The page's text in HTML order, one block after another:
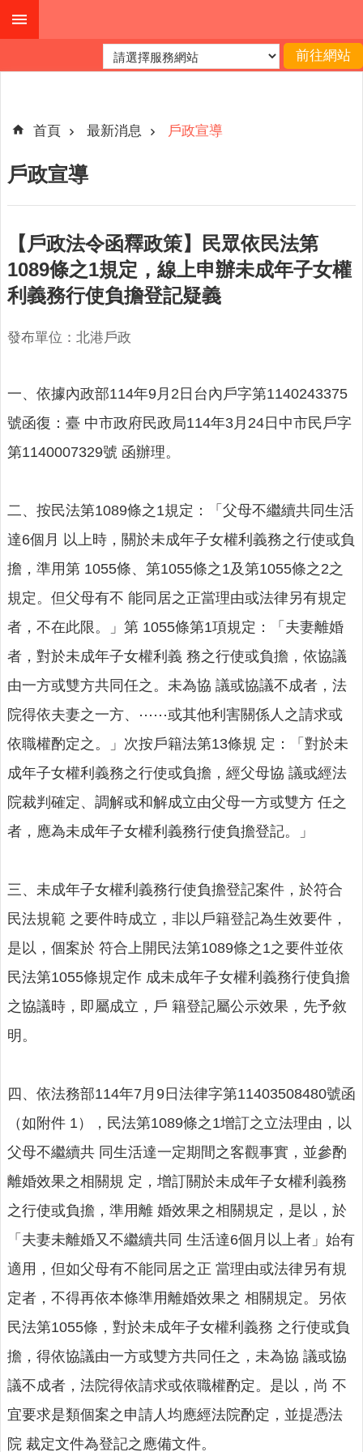
跳到主要內容區塊
階
關
介
便
民
務
統
計
最
息
公
開
資
訊
主
題
專
區
民
意
交
流
相
關
連
網
站
導
覽
檢
索
查
詢
關
連
結
回
首
頁
隱
私
權
保
政
策
網
安
全
首頁 最新消息 戶政宣導
戶政宣導
【戶政法令函釋政策】民眾依民法第
1089條之1規定，線上申辦未成年子女權
利義務行使負擔登記疑義
發布單位：北港戶政
一、依據內政部114年9月2日台內戶字第1140243375
號函復：臺 中市政府民政局114年3月24日中市民戶字
第1140007329號 函辦理。
二、按民法第1089條之1規定：「父母不繼續共同生活
達6個月 以上時，關於未成年子女權利義務之行使或負
擔，準用第 1055條、第1055條之1及第1055條之2之
規定。但父母有不 能同居之正當理由或法律另有規定
者，不在此限。」第 1055條第1項規定：「夫妻離婚
者，對於未成年子女權利義 務之行使或負擔，依協議
由一方或雙方共同任之。未為協 議或協議不成者，法
院得依夫妻之一方、⋯⋯或其他利害關係人之請求或
依職權酌定之。」次按戶籍法第13條規 定：「對於未
成年子女權利義務之行使或負擔，經父母協 議或經法
院裁判確定、調解或和解成立由父母一方或雙方 任之
者，應為未成年子女權利義務行使負擔登記。」
三、未成年子女權利義務行使負擔登記案件，於符合
民法規範 之要件時成立，非以戶籍登記為生效要件，
是以，個案於 符合上開民法第1089條之1之要件並依
民法第1055條規定作 成未成年子女權利義務行使負擔
之協議時，即屬成立，戶 籍登記屬公示效果，先予敘
明。
四、依法務部114年7月9日法律字第11403508480號函
（如附件 1），民法第1089條之1增訂之立法理由，以
父母不繼續共 同生活達一定期間之客觀事實，並參酌
離婚效果之相關規 定，增訂關於未成年子女權利義務
之行使或負擔，準用離 婚效果之相關規定，是以，於
「夫妻未離婚又不繼續共同 生活達6個月以上者」始有
適用，但如父母有不能同居之正 當理由或法律另有規
定者，不得再依本條準用離婚效果之 相關規定。另依
民法第1055條，對於未成年子女權利義務 之行使或負
擔，得依協議由一方或雙方共同任之，未為協 議或協
議不成者，法院得依請求或依職權酌定。是以，尚 不
宜要求是類個案之申請人均應經法院酌定，並提憑法
院 裁定文件為登記之應備文件。